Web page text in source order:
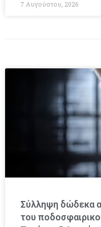
7 Αυγούστου, 2026
Σύλληψη δώδεκα
του